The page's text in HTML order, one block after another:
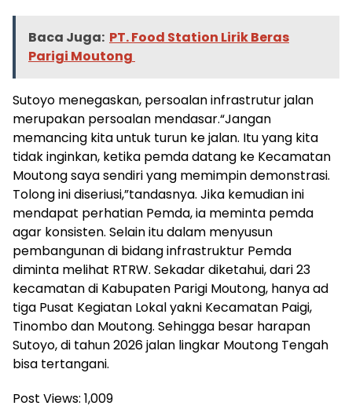
Baca Juga: PT. Food Station Lirik Beras
Parigi Moutong
Sutoyo menegaskan, persoalan infrastrutur jalan
merupakan persoalan mendasar.“Jangan
memancing kita untuk turun ke jalan. Itu yang kita
tidak inginkan, ketika pemda datang ke Kecamatan
Moutong saya sendiri yang memimpin demonstrasi.
Tolong ini diseriusi,”tandasnya. Jika kemudian ini
mendapat perhatian Pemda, ia meminta pemda
agar konsisten. Selain itu dalam menyusun
pembangunan di bidang infrastruktur Pemda
diminta melihat RTRW. Sekadar diketahui, dari 23
kecamatan di Kabupaten Parigi Moutong, hanya ad
tiga Pusat Kegiatan Lokal yakni Kecamatan Paigi,
Tinombo dan Moutong. Sehingga besar harapan
Sutoyo, di tahun 2026 jalan lingkar Moutong Tengah
bisa tertangani.
Post Views: 1,009